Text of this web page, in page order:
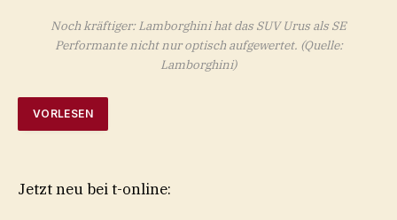
Noch kräftiger: Lamborghini hat das SUV Urus als SE
Performante nicht nur optisch aufgewertet. (Quelle:
Lamborghini)
VORLESEN
Jetzt neu bei t-online: